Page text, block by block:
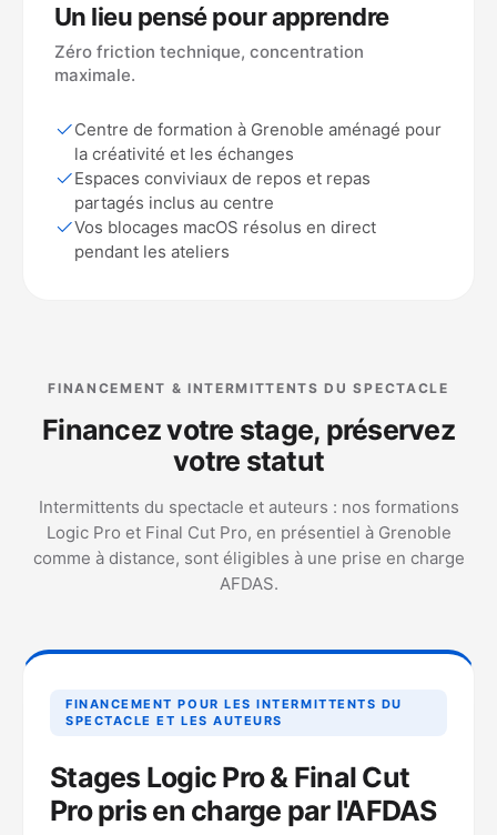
Un lieu pensé pour apprendre
Zéro friction technique, concentration
maximale.
Centre de formation à Grenoble aménagé pour
la créativité et les échanges
Espaces conviviaux de repos et repas
partagés inclus au centre
Vos blocages macOS résolus en direct
pendant les ateliers
FINANCEMENT & INTERMITTENTS DU SPECTACLE
Financez votre stage, préservez
votre statut
Intermittents du spectacle et auteurs : nos formations
Logic Pro et Final Cut Pro, en présentiel à Grenoble
comme à distance, sont éligibles à une prise en charge
AFDAS.
FINANCEMENT POUR LES INTERMITTENTS DU
SPECTACLE ET LES AUTEURS
Stages Logic Pro & Final Cut
Pro pris en charge par l'AFDAS